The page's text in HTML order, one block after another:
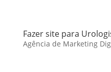
Fazer site para
Agência de Marketing